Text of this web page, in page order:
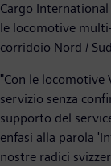
Cargo
le locomotive
corridoio Nord /
"Con le locomotive
servizio senza
supporto del
enfasi alla parola
nostre radici